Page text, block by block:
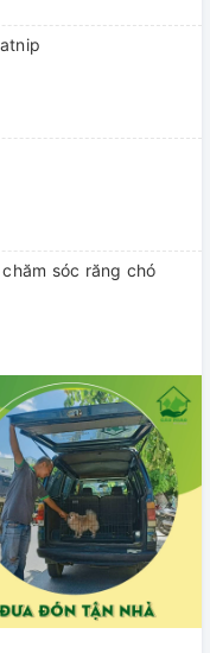
sóc răng chó